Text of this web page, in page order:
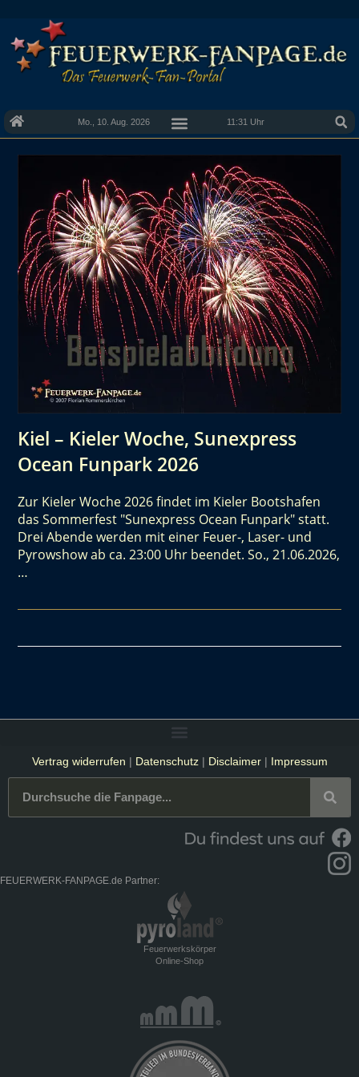
Mo., 10. Aug. 2026 11:31 Uhr
Kiel – Kieler Woche, Sunexpress
Ocean Funpark 2026
Zur Kieler Woche 2026 findet im Kieler Bootshafen
das Sommerfest "Sunexpress Ocean Funpark" statt.
Drei Abende werden mit einer Feuer-, Laser- und
Pyrowshow ab ca. 23:00 Uhr beendet. So., 21.06.2026,
…
Vertrag widerrufen | Datenschutz| Disclaimer| Impressum
FEUERWERK-FANPAGE.de Partner:
Feuerwerkskörper
Online-Shop